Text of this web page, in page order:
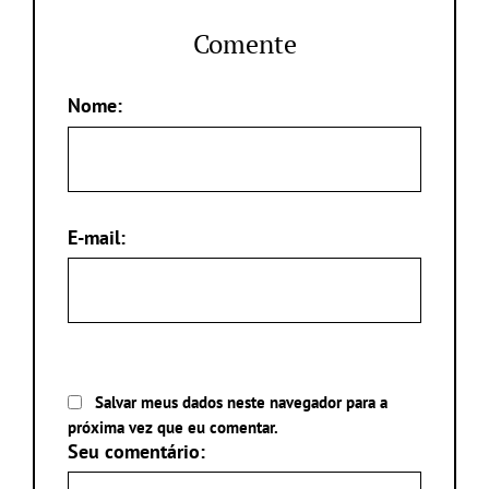
Comente
Nome:
E-mail:
Salvar meus dados neste navegador para a
próxima vez que eu comentar.
Seu comentário: